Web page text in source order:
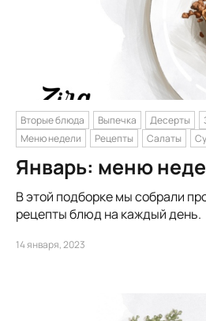
Вторые блюда Выпечка Десерты
Меню недели
Рецепты Салаты
Январь: меню
В этой подборке мы собрали
рецепты блюд на каждый день.
14 января, 2023